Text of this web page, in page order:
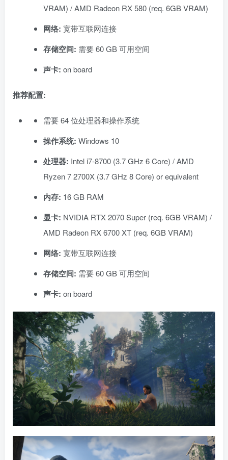
VRAM) / AMD Radeon RX 580 (req. 6GB VRAM)
网络: 宽带互联网连接
存储空间: 需要 60 GB 可用空间
声卡: on board
推荐配置:
需要 64 位处理器和操作系统
操作系统: Windows 10
处理器: Intel i7-8700 (3.7 GHz 6 Core) / AMD
Ryzen 7 2700X (3.7 GHz 8 Core) or equivalent
内存: 16 GB RAM
显卡: NVIDIA RTX 2070 Super (req. 6GB VRAM) /
AMD Radeon RX 6700 XT (req. 6GB VRAM)
网络: 宽带互联网连接
存储空间: 需要 60 GB 可用空间
声卡: on board